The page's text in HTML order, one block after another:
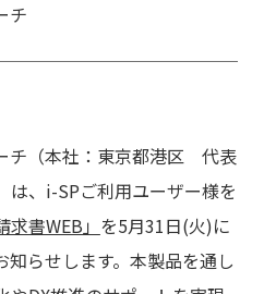
チ
チ（本社：東京都港区 代表
、i-SPご利用ユーザー様を
求書WEB」 を5月31日(火)に
知らせします。本製品を通し